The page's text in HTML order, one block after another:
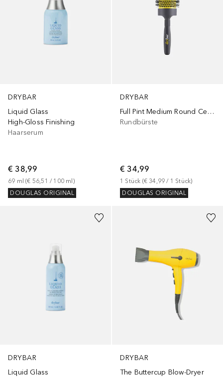
DRYBAR
Liquid Glass
High-Gloss Finishing
Haarserum
€ 38,99
69 ml (€ 56,51 / 100 ml )
DOUGLAS ORIGINAL
DRYBAR
Full Pint Medium Round Ceramic Brush
Rundbürste
€ 34,99
1 Stück (€ 34,99 / 1 Stück)
DOUGLAS ORIGINAL
DRYBAR
Liquid Glass
DRYBAR
The Buttercup Blow-Dryer